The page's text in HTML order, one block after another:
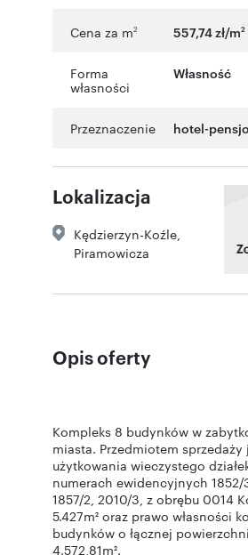
Cena za m2 557,74 zł/m2
Forma
własności
Własność
Przeznaczenie hotel-
Lokalizacja
Kędzierzyn-Koźle
Piramowicza
Opis oferty
Kompleks 8 budynków w
miasta. Przedmiotem sprzedaży
użytkowania wieczystego
numerach ewidencyjnych 1852/
1857/2, 2010/3, z obrębu 0014
5.427m² oraz prawo własności
budynków o łącznej
4.572,81m².